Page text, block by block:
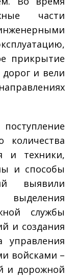
части
прикрытие
и вели
и техники,
и способы
выявили
службы
и создания
управления
войсками –
и дорожной